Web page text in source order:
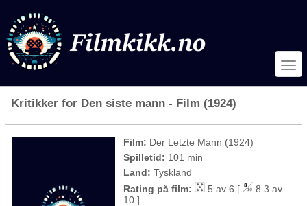
Kritikker for Den siste mann - Film (1924)
Film: Der Letzte Mann (1924)
Spilletid: 101 min
Land: Tyskland
Rating på film:
5 av 6 [
8.3 av
10 ]